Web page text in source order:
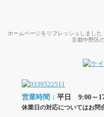
ホームページをリフレッシュしまし
京都中野区
営業時間： 平日 9:00～
休業日の対応についてはお問